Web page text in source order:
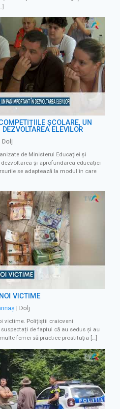
ȘCOLARE, UN
ELEVILOR
Dolj
de Ministerul Educației și
și aprofundarea educației
se adaptează la modul în care
VICTIME
| Dolj
victime. Polițiștii craioveni
de faptul că au sedus și au
femei să practice prostituția […]